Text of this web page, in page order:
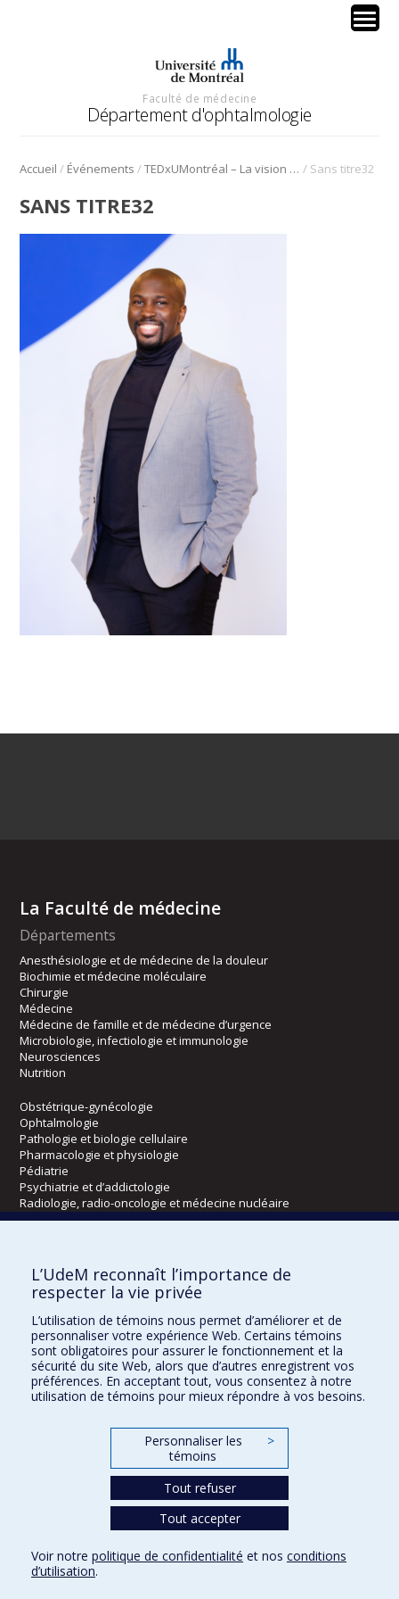
Faculté de médecine
Département d'ophtalmologie
Accueil / Événements / TEDxUMontréal – La vision sous toutes ses formes / Sans titre32
SANS TITRE32
La Faculté de médecine
Départements
Anesthésiologie et de médecine de la douleur
Biochimie et médecine moléculaire
Chirurgie
Médecine
Médecine de famille et de médecine d’urgence
Microbiologie, infectiologie et immunologie
Neurosciences
Nutrition
Obstétrique-gynécologie
Ophtalmologie
Pathologie et biologie cellulaire
Pharmacologie et physiologie
Pédiatrie
Psychiatrie et d’addictologie
Radiologie, radio-oncologie et médecine nucléaire
Kinésiologie et des sciences de l’activité physique
Orthophonie et audiologie
Réadaptation
Directions
DPC
CPASS
L’UdeM reconnaît l’importance de
respecter la vie privée
L’utilisation de témoins nous permet d’améliorer et de
personnaliser votre expérience Web. Certains témoins
sont obligatoires pour assurer le fonctionnement et la
sécurité du site Web, alors que d’autres enregistrent vos
préférences. En acceptant tout, vous consentez à notre
utilisation de témoins pour mieux répondre à vos besoins.
Personnaliser les
témoins
>
Tout refuser
Tout accepter
Voir notre politique de confidentialité et nos conditions
d’utilisation.